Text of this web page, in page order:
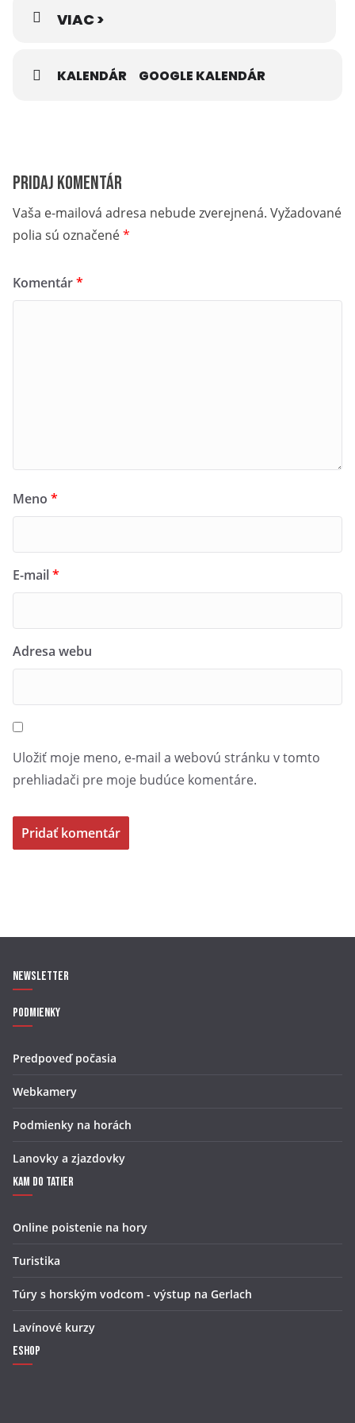
VIAC >
KALENDÁR GOOGLE KALENDÁR
Pridaj komentár
Vaša e-mailová adresa nebude zverejnená. Vyžadované
polia sú označené*
Komentár*
Meno *
E-mail*
Adresa webu
Uložiť moje meno, e-mail a webovú stránku v tomto
prehliadači pre moje budúce komentáre.
Newsletter
Podmienky
Predpoveď počasia
Webkamery
Podmienky na horách
Lanovky a zjazdovky
Kam do Tatier
Online poistenie na hory
Turistika
Túry s horským vodcom - výstup na Gerlach
Lavínové kurzy
Eshop